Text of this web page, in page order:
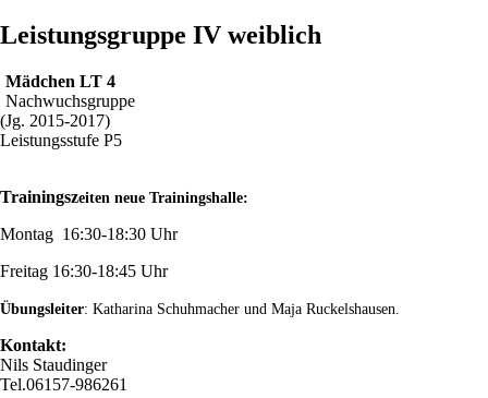
Leistungsgruppe IV weiblich
Mädchen LT 4
Nachwuchsgruppe
(Jg. 2015-2017)
Leistungsstufe P5
Trainingszeiten neue Trainingshalle:
Montag 16:30-18:30 Uhr
Freitag 16:30-18:45 Uhr
Übungsleiter: Katharina Schuhmacher und Maja Ruckelshausen.
Kontakt:
Nils Staudinger
Tel.06157-986261